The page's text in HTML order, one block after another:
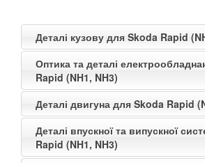
Деталі кузову для Skoda Rapid
Оптика та деталі
Rapid (NH1, NH3)
Деталі двигуна для Skoda Rapid
Деталі впускної та випускної
Rapid (NH1, NH3)